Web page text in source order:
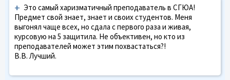
+ Это самый харизматичный преподаватель в СГЮА!
Предмет свой знает, знает и своих студентов. Меня
выгонял чаще всех, но сдала с первого раза и живая,
курсовую на 5 защитила. Не объективен, но кто из
преподавателей может этим похвастаться?!
В.В. Лучший.